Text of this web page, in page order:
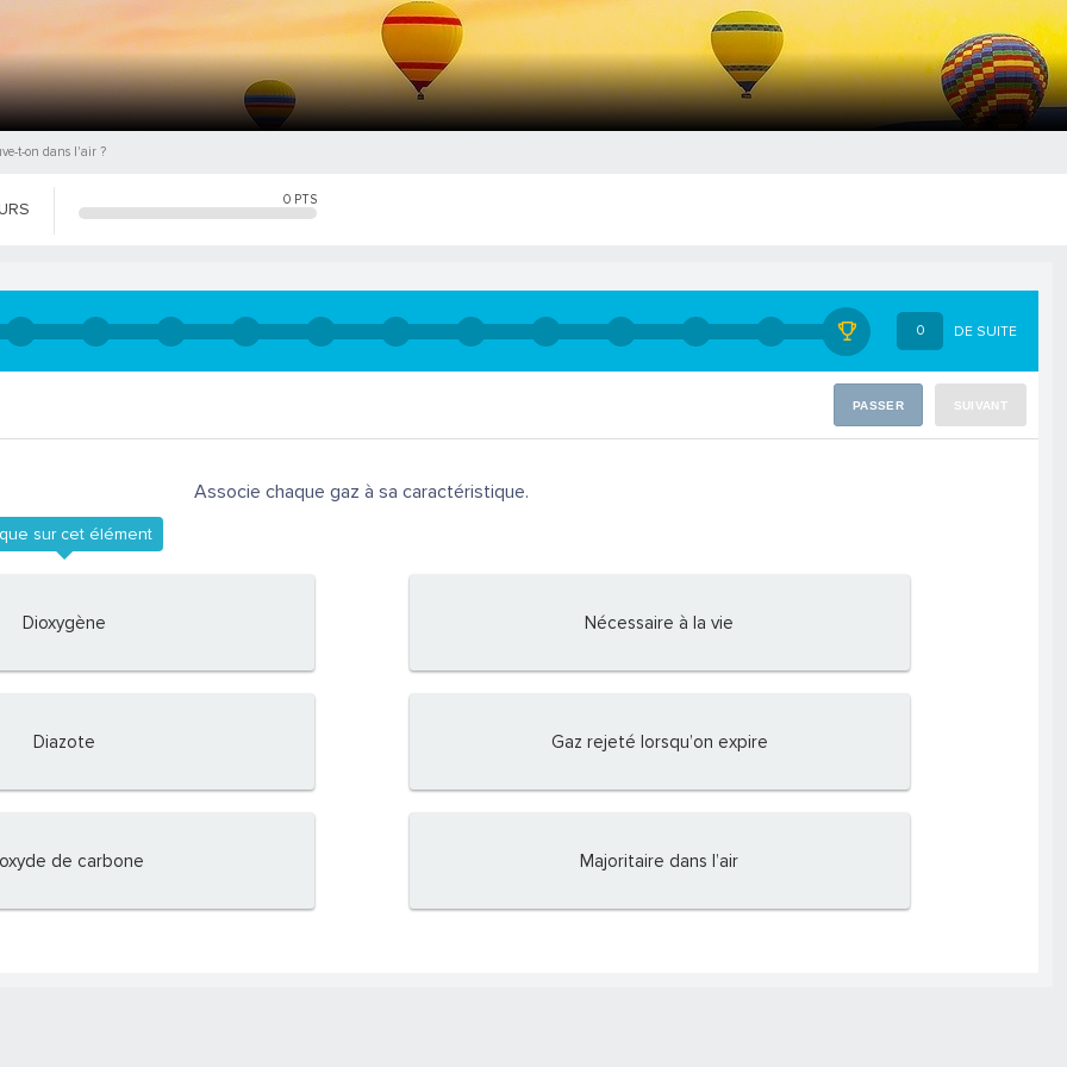
t-on dans l'air ?
0 PTS
0 DE SUITE
PASSER SUIVANT
Associe chaque gaz à sa caractéristique.
Dioxygène
Diazote
de carbone
Nécessaire à la vie
Gaz rejeté lorsqu’on expire
Majoritaire dans l’air
sur cet élément